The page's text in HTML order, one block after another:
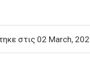
στις 02 March,